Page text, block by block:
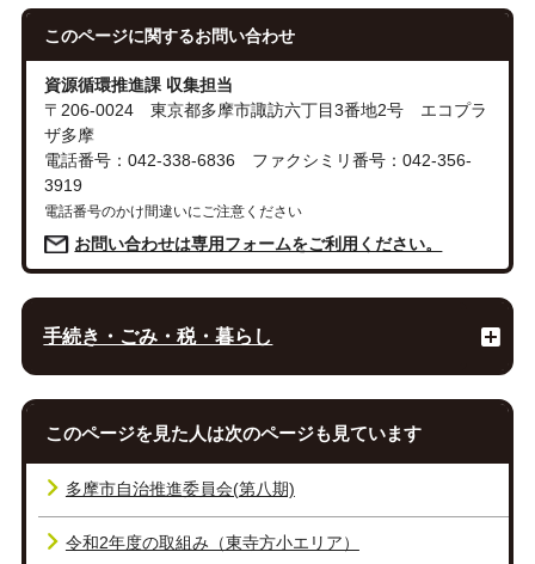
このページに関するお問い合わせ
資源循環推進課 収集担当
〒206-0024 東京都多摩市諏訪六丁目3番地2号 エコプラ
ザ多摩
電話番号：042-338-6836 ファクシミリ番号：042-356-
3919
電話番号のかけ間違いにご注意ください
お問い合わせは専用フォームをご利用ください。
手続き・ごみ・税・暮らし
このページを見た人は次のページも見ています
多摩市自治推進委員会(第八期)
令和2年度の取組み（東寺方小エリア）